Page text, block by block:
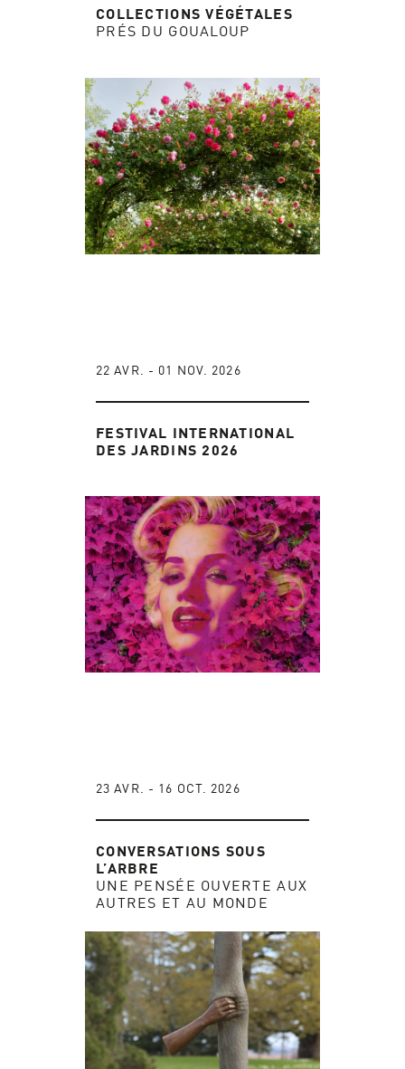
COLLECTIONS VÉGÉTALES
PRÉS DU GOUALOUP
22 AVR. - 01 NOV. 2026
FESTIVAL INTERNATIONAL
DES JARDINS 2026
23 AVR. - 16 OCT. 2026
CONVERSATIONS SOUS
L’ARBRE
UNE PENSÉE OUVERTE AUX
AUTRES ET AU MONDE